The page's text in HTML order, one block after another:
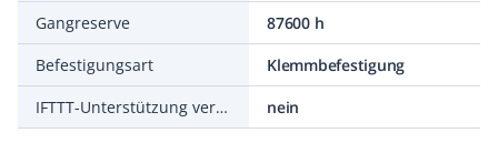
Gangreserve
87600 h
Befestigungsart
Klemmbefestigung
IFTTT-Unterstützung verfügbar
nein